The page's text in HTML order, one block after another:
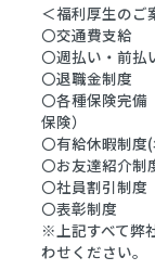
＜福利厚生のご
〇交通費支給
〇週払い・前払
〇退職金制度
〇各種保険完
保険）
〇有給休暇制度
〇お友達紹介制
〇社員割引制度
〇表彰制度
※上記すべて弊
わせください。